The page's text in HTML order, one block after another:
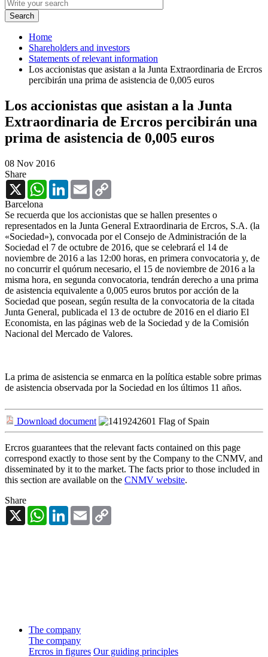
Home
Shareholders and investors
Statements of relevant information
Los accionistas que asistan a la Junta Extraordinaria de Ercros
percibirán una prima de asistencia de 0,005 euros
Los accionistas que asistan a la Junta
Extraordinaria de Ercros percibirán una
prima de asistencia de 0,005 euros
08 Nov 2016
Share
X
WhatsAppLinkedInEmail
Barcelona
Se recuerda que los accionistas que se hallen presentes o
representados en la Junta General Extraordinaria de Ercros, S.A. (la
«Sociedad»), convocada por el Consejo de Administración de la
Sociedad el 7 de octubre de 2016, que se celebrará el 14 de
noviembre de 2016 a las 12:00 horas, en primera convocatoria y, de
no concurrir el quórum necesario, el 15 de noviembre de 2016 a la
misma hora, en segunda convocatoria, tendrán derecho a una prima
de asistencia equivalente a 0,005 euros brutos por acción de la
Sociedad que posean, según resulta de la convocatoria de la citada
Junta General, publicada el 13 de octubre de 2016 en el diario El
Economista, en las páginas web de la Sociedad y de la Comisión
Nacional del Mercado de Valores.
La prima de asistencia se enmarca en la política estable sobre primas
de asistencia observada por la Sociedad en los últimos 11 años.
Download document
Ercros guarantees that the relevant facts contained on this page
correspond exactly to those sent by the Company to the CNMV, and
disseminated by it to the market. The facts prior to those included in
this section are available on the CNMV website.
Share
X
WhatsAppLinkedInEmail
The company
The company
Ercros in figures Our guiding principles